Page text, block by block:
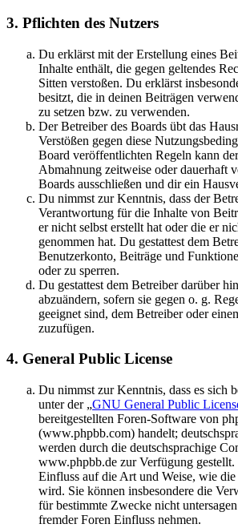
3. Pflichten des Nutzers
Du erklärst mit der Erstellung eines
Inhalte enthält, die gegen geltendes
Sitten verstoßen. Du erklärst
besitzt, die in deinen Beiträgen
zu setzen bzw. zu verwenden.
Der Betreiber des Boards übt das
Verstößen gegen diese
Board veröffentlichten Regeln kann
Abmahnung zeitweise oder dauerhaft
Boards ausschließen und dir ein
Du nimmst zur Kenntnis, dass der
Verantwortung für die Inhalte von
er nicht selbst erstellt hat oder die er
genommen hat. Du gestattest dem
Benutzerkonto, Beiträge und
oder zu sperren.
Du gestattest dem Betreiber darüber
abzuändern, sofern sie gegen o. g.
geeignet sind, dem Betreiber oder
zuzufügen.
4. General Public License
Du nimmst zur Kenntnis, dass es sich
unter der „GNU General Public
bereitgestellten Foren-Software von
(www.phpbb.com) handelt;
werden durch die deutschsprachige
www.phpbb.de zur Verfügung gestellt.
Einfluss auf die Art und Weise, wie
wird. Sie können insbesondere die
für bestimmte Zwecke nicht
fremder Foren Einfluss nehmen.